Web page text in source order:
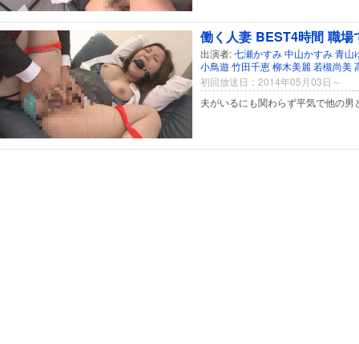
働く人妻 BEST4時間 職場
出演者:七瀬かすみ中山かすみ青山
小鳥遊竹田千恵柳木美麗 若槻尚美
初回放送日：2014年05月03日～
夫がいるにも関わらず平気で他の男